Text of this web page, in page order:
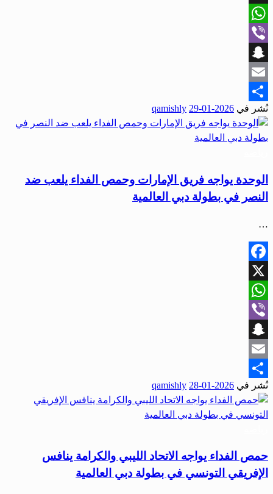
X
WhatsApp
Viber
Snapchat
Email
Share
نُشر في 2026-01-29
qamishly
الوحدة يواجه فريق الإمارات وحمص الفداء يلعب ضد
النصر في بطولة دبي العالمية
…
Facebook
X
WhatsApp
Viber
Snapchat
Email
Share
نُشر في 2026-01-28
qamishly
حمص الفداء يواجه الاتحاد الليبي والكرامة ينافس
الإفريقي التونسي في بطولة دبي العالمية